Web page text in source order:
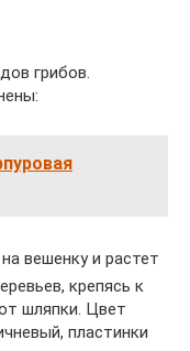
грибов.
вешенку и растет
крепясь к
шляпки. Цвет
пластинки